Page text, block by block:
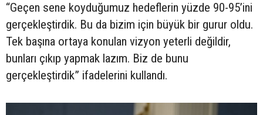
“Geçen sene koyduğumuz hedeflerin yüzde 90-95’ini
gerçekleştirdik. Bu da bizim için büyük bir gurur oldu.
Tek başına ortaya konulan vizyon yeterli değildir,
bunları çıkıp yapmak lazım. Biz de bunu
gerçekleştirdik” ifadelerini kullandı.